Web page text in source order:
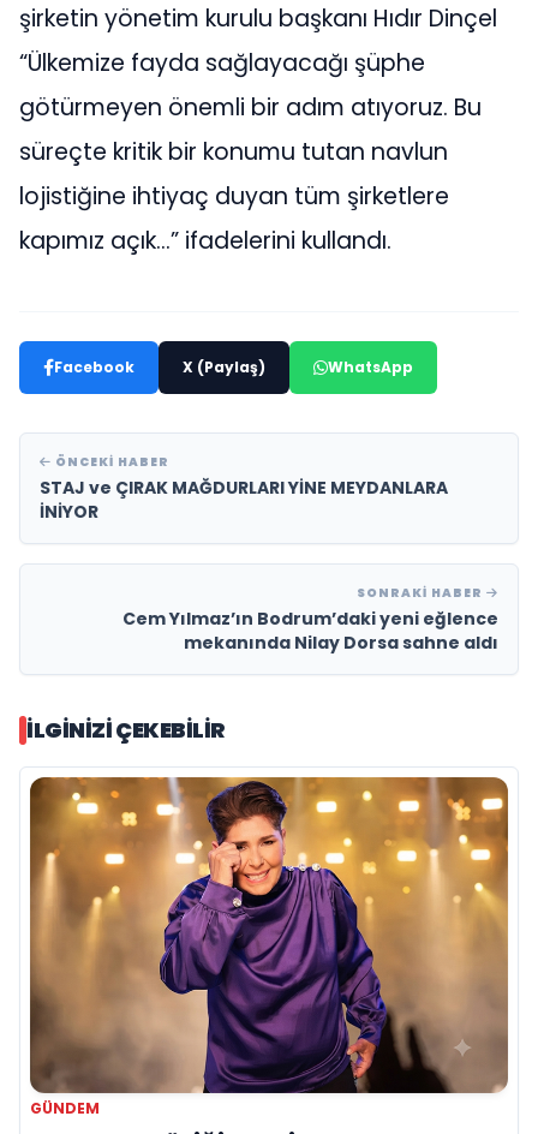
şirketin yönetim kurulu başkanı Hıdır Dinçel
“Ülkemize fayda sağlayacağı şüphe
götürmeyen önemli bir adım atıyoruz. Bu
süreçte kritik bir konumu tutan navlun
lojistiğine ihtiyaç duyan tüm şirketlere
kapımız açık…” ifadelerini kullandı.
Facebook X (Paylaş) WhatsApp
ÖNCEKI HABER
STAJ ve ÇIRAK MAĞDURLARI YİNE MEYDANLARA
İNİYOR
SONRAKI HABER
Cem Yılmaz’ın Bodrum’daki yeni eğlence
mekanında Nilay Dorsa sahne aldı
İLGINIZI ÇEKEBILIR
GÜNDEM